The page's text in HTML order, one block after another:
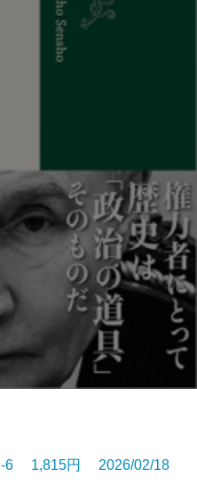
6 1,815円 2026/02/18